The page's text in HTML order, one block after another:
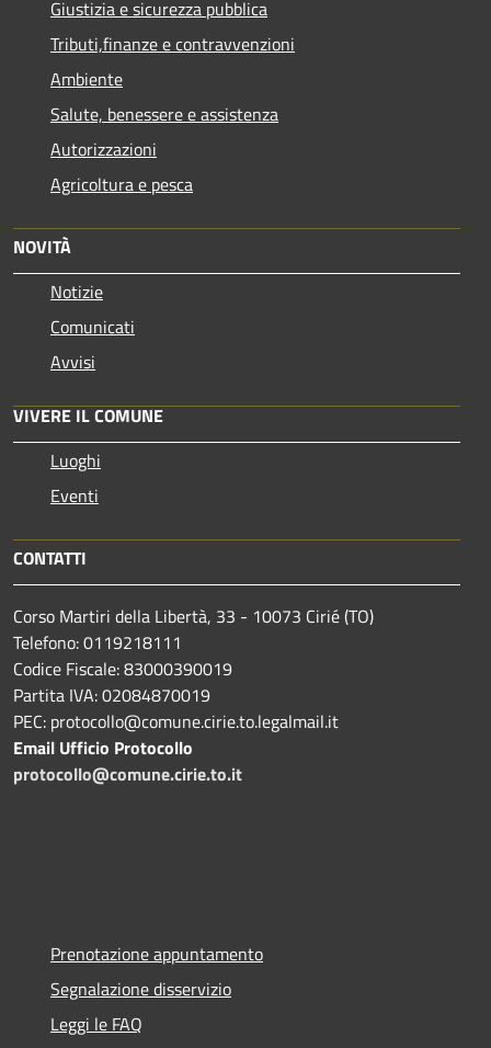
Giustizia e sicurezza pubblica
Tributi,finanze e contravvenzioni
Ambiente
Salute, benessere e assistenza
Autorizzazioni
Agricoltura e pesca
NOVITÀ
Notizie
Comunicati
Avvisi
VIVERE IL COMUNE
Luoghi
Eventi
CONTATTI
Corso Martiri della Libertà, 33 - 10073 Cirié (TO)
Telefono: 0119218111
Codice Fiscale: 83000390019
Partita IVA: 02084870019
PEC: protocollo@comune.cirie.to.legalmail.it
Email Ufficio Protocollo
protocollo@comune.cirie.to.it
Prenotazione appuntamento
Segnalazione disservizio
Leggi le FAQ